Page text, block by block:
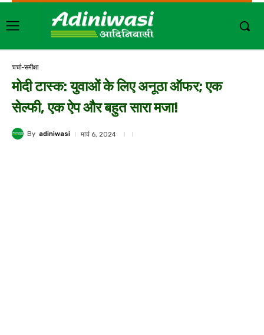
चर्चा-समीक्षा
मोदी टास्क: युवाओं के लिए अनूठा ऑफर; एक
सेल्फी, एक ऐप और बहुत सारा मजा!
By adiniwasi मार्च 6, 2024